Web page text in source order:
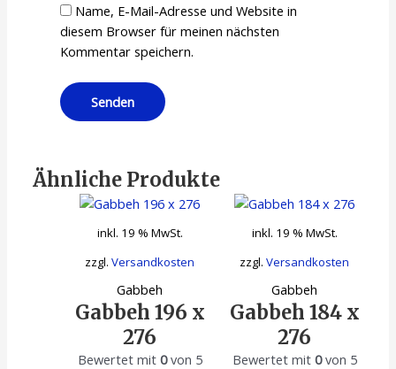
Name, E-Mail-Adresse und Website in
diesem Browser für meinen nächsten
Kommentar speichern.
Ähnliche Produkte
inkl. 19 % MwSt.
zzgl.Versandkosten
Gabbeh
Gabbeh 196 x
276
Bewertet mit 0von 5
inkl. 19 % MwSt.
zzgl.Versandkosten
Gabbeh
Gabbeh 184 x
276
Bewertet mit 0von 5